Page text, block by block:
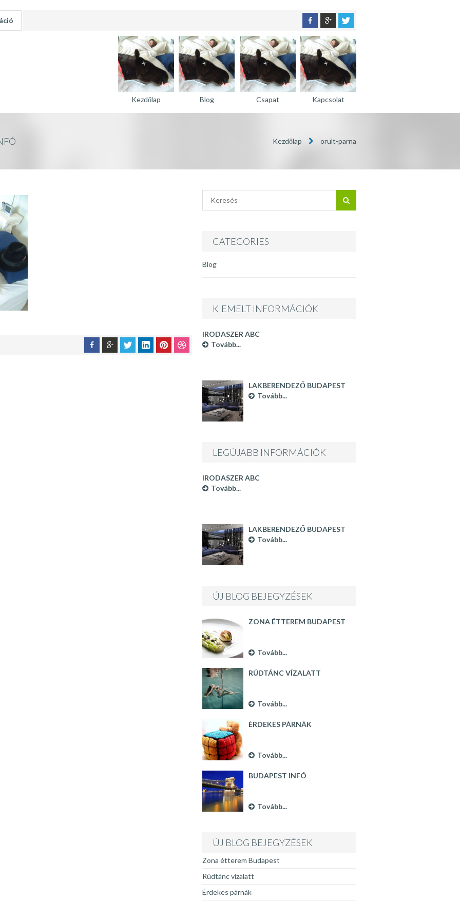
Kezdőlap Blog Csapat Kapcsolat
Kezdőlap orult-parna
CATEGORIES
Blog
KIEMELT INFORMÁCIÓK
IRODASZER ABC
Tovább...
LAKBERENDEZŐ BUDAPEST
Tovább...
LEGÚJABB INFORMÁCIÓK
IRODASZER ABC
Tovább...
LAKBERENDEZŐ BUDAPEST
Tovább...
ÚJ BLOG BEJEGYZÉSEK
ZONA ÉTTEREM BUDAPEST
Tovább...
RÚDTÁNC VÍZALATT
Tovább...
ÉRDEKES PÁRNÁK
Tovább...
BUDAPEST INFÓ
Tovább...
ÚJ BLOG BEJEGYZÉSEK
Zona étterem Budapest
Rúdtánc vízalatt
Érdekes párnák